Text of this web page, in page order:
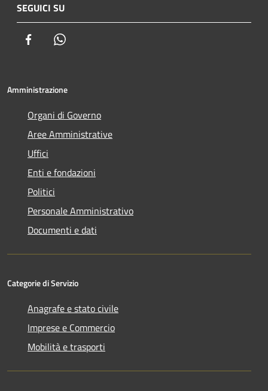
SEGUICI SU
Facebook
Amministrazione
Organi di Governo
Aree Amministrative
Uffici
Enti e fondazioni
Politici
Personale Amministrativo
Documenti e dati
Categorie di Servizio
Anagrafe e stato civile
Imprese e Commercio
Mobilità e trasporti